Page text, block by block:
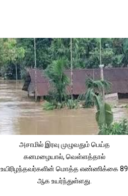
அசாமில் இரவு முழுவதும் பெய்த
கனமழையால், வெள்ளத்தால்
உயிரிழந்தவர்களின் மொத்த எண்ணிக்கை 89
ஆக உயர்ந்துள்ளது.